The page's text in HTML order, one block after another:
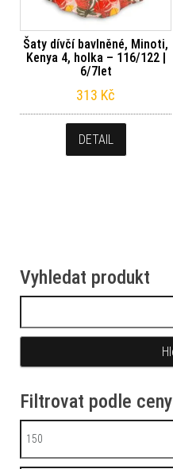
Šaty dívčí bavlněné, Minoti,
Kenya 4, holka – 116/122 |
6/7let
313 Kč
DETAIL
Vyhledat produkt
Filtrovat podle ceny
Minimální cena